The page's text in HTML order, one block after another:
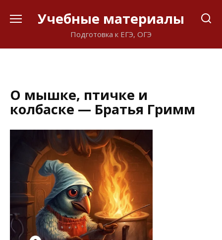
Учебные материалы
Подготовка к ЕГЭ, ОГЭ
О мышке, птичке и
колбаске — Братья Гримм